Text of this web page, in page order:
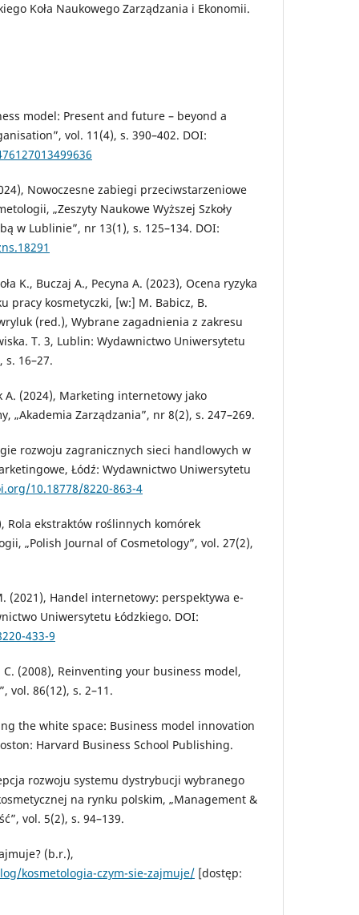
Koła Naukowego Zarządzania i Ekonomii.
model: Present and future – beyond a
vol. 11(4), s. 390–402. DOI:
Nowoczesne zabiegi przeciwstarzeniowe
„Zeszyty Naukowe Wyższej Szkoły
w Lublinie”, nr 13(1), s. 125–134. DOI:
K., Buczaj A., Pecyna A. (2023), Ocena ryzyka
pracy kosmetyczki, [w:] M. Babicz, B.
(red.), Wybrane zagadnienia z zakresu
T. 3, Lublin: Wydawnictwo Uniwersytetu
16–27.
A. (2024), Marketing internetowy jako
„Akademia Zarządzania”, nr 8(2), s. 247–269.
rozwoju zagranicznych sieci handlowych w
Łódź: Wydawnictwo Uniwersytetu
10.18778/8220-863-4
Rola ekstraktów roślinnych komórek
„Polish Journal of Cosmetology”, vol. 27(2),
(2021), Handel internetowy: perspektywa e-
Uniwersytetu Łódzkiego. DOI:
433-9
(2008), Reinventing your business model,
vol. 86(12), s. 2–11.
the white space: Business model innovation
Harvard Business School Publishing.
rozwoju systemu dystrybucji wybranego
na rynku polskim, „Management &
vol. 5(2), s. 94–139.
(b.r.),
kosmetologia-czym-sie-zajmuje/ [dostęp: